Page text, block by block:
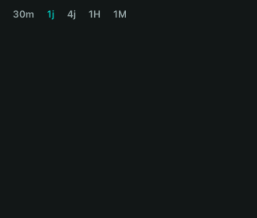
30m 1j 4j 1H 1M